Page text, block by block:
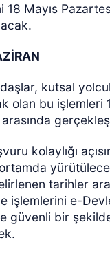
18 Mayıs
kutsal
olan bu işlemleri
kolaylığı
tarihler
işlemlerini e-
güvenli bir